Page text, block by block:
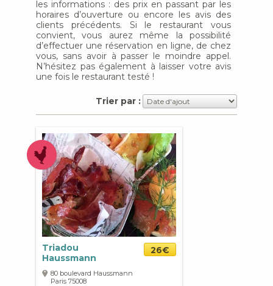
les informations : des prix en passant par les
horaires d’ouverture ou encore les avis des
clients précédents. Si le restaurant vous
convient, vous aurez même la possibilité
d’effectuer une réservation en ligne, de chez
vous, sans avoir à passer le moindre appel.
N’hésitez pas également à laisser votre avis
une fois le restaurant testé !
Trier par :
Triadou
Haussmann
26€
80 boulevard Haussmann
Paris 75008